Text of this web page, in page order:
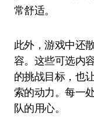
常舒适。
此外，游戏中还
容。这些可选内
的挑战目标，也
索的动力。每一
队的用心。